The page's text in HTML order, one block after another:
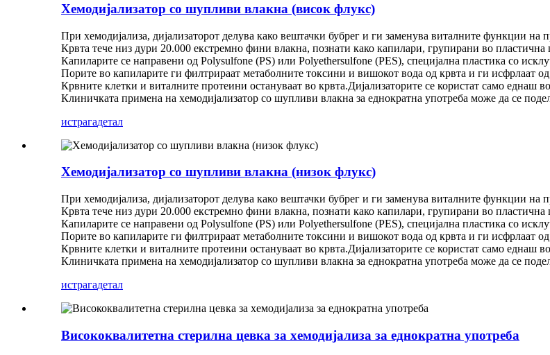
Хемодијализатор со шупливи влакна (висок флукс)
При хемодијализа, дијализаторот делува како вештачки бубрег и ги заменува виталните функции на
Крвта тече низ дури 20.000 екстремно фини влакна, познати како капилари, групирани во
Капиларите се направени од Polysulfone (PS) или Polyethersulfone (PES), специјална пластика со
Порите во капиларите ги филтрираат метаболните токсини и вишокот вода од крвта и ги исфрлаат од
Крвните клетки и виталните протеини остануваат во крвта.Дијализаторите се користат само еднаш
Клиничката примена на хемодијализатор со шупливи влакна за еднократна употреба може да се
истрагадетал
Хемодијализатор со шупливи влакна (низок флукс)
При хемодијализа, дијализаторот делува како вештачки бубрег и ги заменува виталните функции на
Крвта тече низ дури 20.000 екстремно фини влакна, познати како капилари, групирани во
Капиларите се направени од Polysulfone (PS) или Polyethersulfone (PES), специјална пластика со
Порите во капиларите ги филтрираат метаболните токсини и вишокот вода од крвта и ги исфрлаат од
Крвните клетки и виталните протеини остануваат во крвта.Дијализаторите се користат само еднаш
Клиничката примена на хемодијализатор со шупливи влакна за еднократна употреба може да се
истрагадетал
Висококвалитетна стерилна цевка за хемодијализа за еднократна употреба